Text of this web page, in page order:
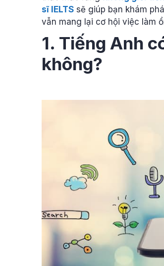
sĩ IELTS sẽ giúp bạn khám
vẫn mang lại cơ hội việc làm
1. Tiếng Anh
không?